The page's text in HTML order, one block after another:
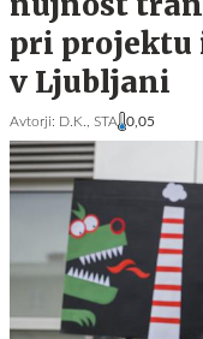
pri projektu
v Ljubljani
Avtorji: D.K., STA 0,05